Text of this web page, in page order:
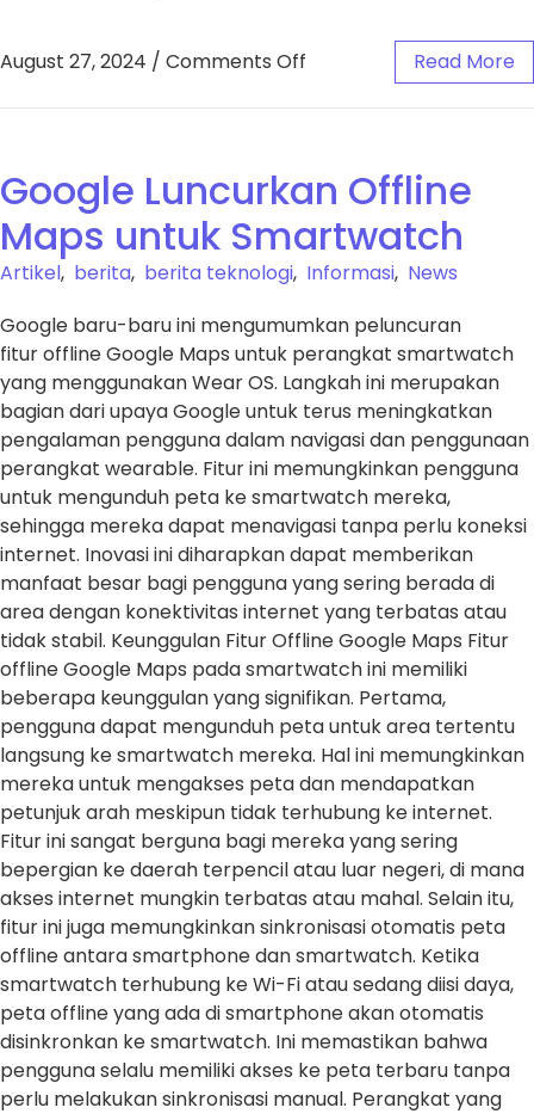
August 27, 2024 / Comments Off Read More
Google Luncurkan Offline
Maps untuk Smartwatch
Artikel, berita, berita teknologi, Informasi, News
Google baru-baru ini mengumumkan peluncuran
fitur offline Google Maps untuk perangkat smartwatch
yang menggunakan Wear OS. Langkah ini merupakan
bagian dari upaya Google untuk terus meningkatkan
pengalaman pengguna dalam navigasi dan penggunaan
perangkat wearable. Fitur ini memungkinkan pengguna
untuk mengunduh peta ke smartwatch mereka,
sehingga mereka dapat menavigasi tanpa perlu koneksi
internet. Inovasi ini diharapkan dapat memberikan
manfaat besar bagi pengguna yang sering berada di
area dengan konektivitas internet yang terbatas atau
tidak stabil. Keunggulan Fitur Offline Google Maps Fitur
offline Google Maps pada smartwatch ini memiliki
beberapa keunggulan yang signifikan. Pertama,
pengguna dapat mengunduh peta untuk area tertentu
langsung ke smartwatch mereka. Hal ini memungkinkan
mereka untuk mengakses peta dan mendapatkan
petunjuk arah meskipun tidak terhubung ke internet.
Fitur ini sangat berguna bagi mereka yang sering
bepergian ke daerah terpencil atau luar negeri, di mana
akses internet mungkin terbatas atau mahal. Selain itu,
fitur ini juga memungkinkan sinkronisasi otomatis peta
offline antara smartphone dan smartwatch. Ketika
smartwatch terhubung ke Wi-Fi atau sedang diisi daya,
peta offline yang ada di smartphone akan otomatis
disinkronkan ke smartwatch. Ini memastikan bahwa
pengguna selalu memiliki akses ke peta terbaru tanpa
perlu melakukan sinkronisasi manual. Perangkat yang